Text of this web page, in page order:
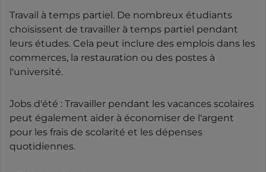
Travail à temps partiel. De nombreux étudiants
choisissent de travailler à temps partiel pendant
leurs études. Cela peut inclure des emplois dans les
commerces, la restauration ou des postes à
l'université.
Jobs d'été : Travailler pendant les vacances scolaires
peut également aider à économiser de l'argent
pour les frais de scolarité et les dépenses
quotidiennes.